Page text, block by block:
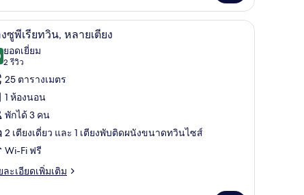
, ผ้านวมขนเป็ด, มินิบาร์, ตู้นิรภัยในห้องพัก
ถ่าย
มด
เครื่องนอนระดับพรีเมียม, ผ้านวมขนเป็ด, มินิบ
3ซูพีเรียทวิน, หลายเตียง
จาก 10
ยอดเยี่ยม
2 รีวิว
(2
รีวิว)
25 ตารางเมตร
1 ห้องนอน
พักได้ 3 คน
2 เตียงเดี่ยว และ 1 เตียงพับติดผนังขนาดทวินไซส์
Wi-Fi ฟรี
ละเอียดเพิ่มเติม